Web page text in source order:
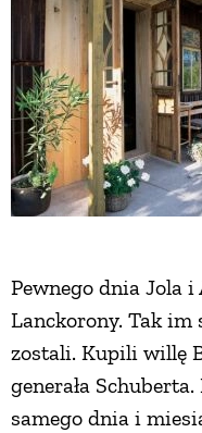
Pewnego dnia Jola
Lanckorony. Tak im
zostali. Kupili willę
generała
samego dnia i